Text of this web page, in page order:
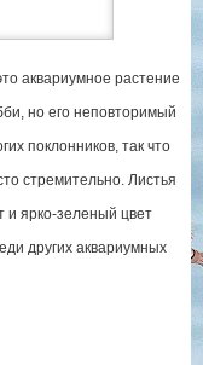
аквариумное растение
но его неповторимый
поклонников, так что
стремительно. Листья
и ярко-зеленый цвет
других аквариумных